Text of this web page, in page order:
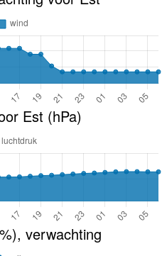
Est (hPa)
verwachting